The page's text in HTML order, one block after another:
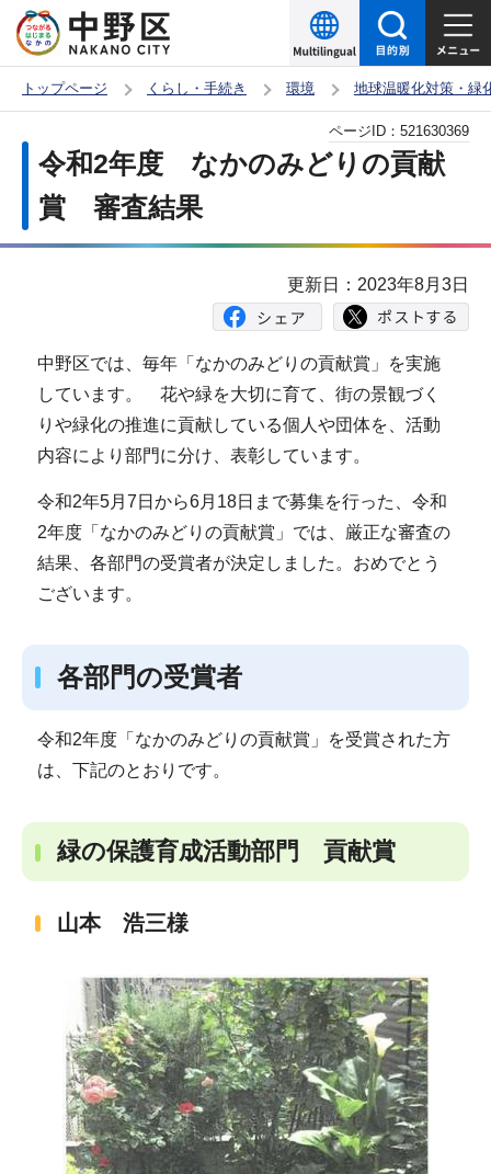
の
ー
トップページ くらし・手続き 環境 地球温暖化対策・緑
か
令和2年度 なかのみどりの貢献
賞 審査結果
ページID： 521630369
更新日：2023年8月3日
中野区では、毎年「なかのみどりの貢献賞」を実施
しています。 花や緑を大切に育て、街の景観づく
りや緑化の推進に貢献している個人や団体を、活動
内容により部門に分け、表彰しています。
令和2年5月7日から6月18日まで募集を行った、令和
2年度「なかのみどりの貢献賞」では、厳正な審査の
結果、各部門の受賞者が決定しました。おめでとう
ございます。
各部門の受賞者
令和2年度「なかのみどりの貢献賞」を受賞された方
は、下記のとおりです。
緑の保護育成活動部門 貢献賞
山本 浩三様